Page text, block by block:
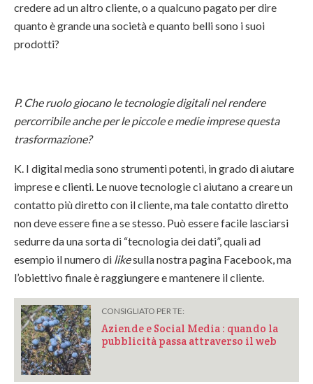
credere ad un altro cliente, o a qualcuno pagato per dire
quanto è grande una società e quanto belli sono i suoi
prodotti?
P. Che ruolo giocano le tecnologie digitali nel rendere
percorribile anche per le piccole e medie imprese questa
trasformazione?
K. I digital media sono strumenti potenti, in grado di aiutare
imprese e clienti. Le nuove tecnologie ci aiutano a creare un
contatto più diretto con il cliente, ma tale contatto diretto
non deve essere fine a se stesso. Può essere facile lasciarsi
sedurre da una sorta di “tecnologia dei dati”, quali ad
esempio il numero di likesulla nostra pagina Facebook, ma
l’obiettivo finale è raggiungere e mantenere il cliente.
CONSIGLIATO PER TE:
Aziende e Social Media : quando la
pubblicità passa attraverso il web